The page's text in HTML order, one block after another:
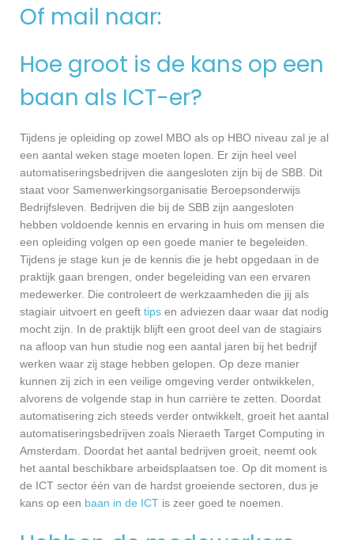
Of mail naar:
Hoe groot is de kans op een
baan als ICT-er?
Tijdens je opleiding op zowel MBO als op HBO niveau zal je al
een aantal weken stage moeten lopen. Er zijn heel veel
automatiseringsbedrijven die aangesloten zijn bij de SBB. Dit
staat voor Samenwerkingsorganisatie Beroepsonderwijs
Bedrijfsleven. Bedrijven die bij de SBB zijn aangesloten
hebben voldoende kennis en ervaring in huis om mensen die
een opleiding volgen op een goede manier te begeleiden.
Tijdens je stage kun je de kennis die je hebt opgedaan in de
praktijk gaan brengen, onder begeleiding van een ervaren
medewerker. Die controleert de werkzaamheden die jij als
stagiair uitvoert en geeft tips en adviezen daar waar dat nodig
mocht zijn. In de praktijk blijft een groot deel van de stagiairs
na afloop van hun studie nog een aantal jaren bij het bedrijf
werken waar zij stage hebben gelopen. Op deze manier
kunnen zij zich in een veilige omgeving verder ontwikkelen,
alvorens de volgende stap in hun carrière te zetten. Doordat
automatisering zich steeds verder ontwikkelt, groeit het aantal
automatiseringsbedrijven zoals Nieraeth Target Computing in
Amsterdam. Doordat het aantal bedrijven groeit, neemt ook
het aantal beschikbare arbeidsplaatsen toe. Op dit moment is
de ICT sector één van de hardst groeiende sectoren, dus je
kans op een baan in de ICT is zeer goed te noemen.